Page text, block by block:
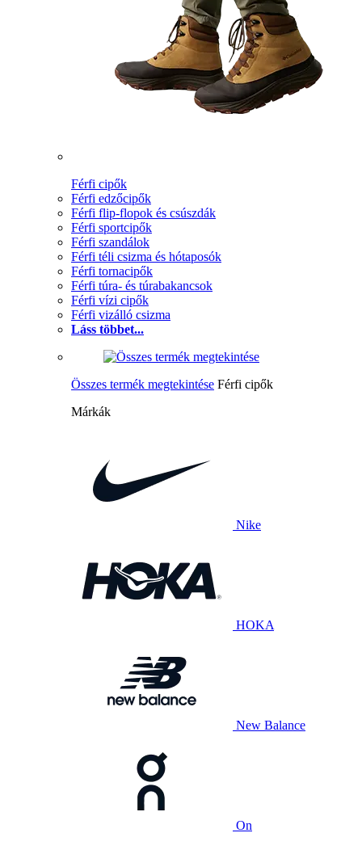
Férfi cipők
Férfi edzőcipők
Férfi flip-flopok és csúszdák
Férfi sportcipők
Férfi szandálok
Férfi téli csizma és hótaposók
Férfi tornacipők
Férfi túra- és túrabakancsok
Férfi vízi cipők
Férfi vizálló csizma
Láss többet...
Összes termék megtekintése Férfi cipők
Márkák
Nike
HOKA
New Balance
On